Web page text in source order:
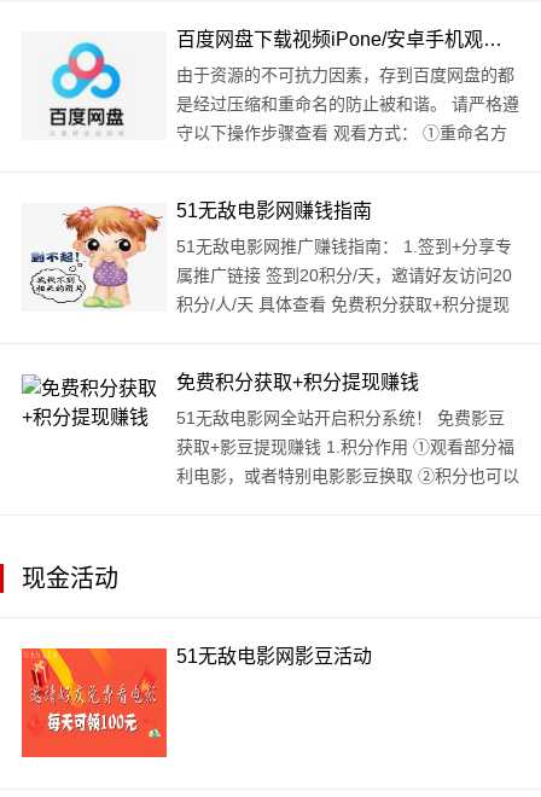
百度网盘下载视频iPone/安卓手机观看方式
由于资源的不可抗力因素，存到百度网盘的都
是经过压缩和重命名的防止被和谐。 请严格遵
守以下操作步骤查看 观看方式： ①重命名方
示..
51无敌电影网赚钱指南
51无敌电影网推广赚钱指南： 1.签到+分享专
属推广链接 签到20积分/天，邀请好友访问20
积分/人/天 具体查看 免费积分获取+积分提现
免费积分获取+积分提现赚钱
51无敌电影网全站开启积分系统！ 免费影豆
获取+影豆提现赚钱 1.积分作用 ①观看部分福
利电影，或者特别电影影豆换取 ②积分也可以
现金活动
51无敌电影网影豆活动